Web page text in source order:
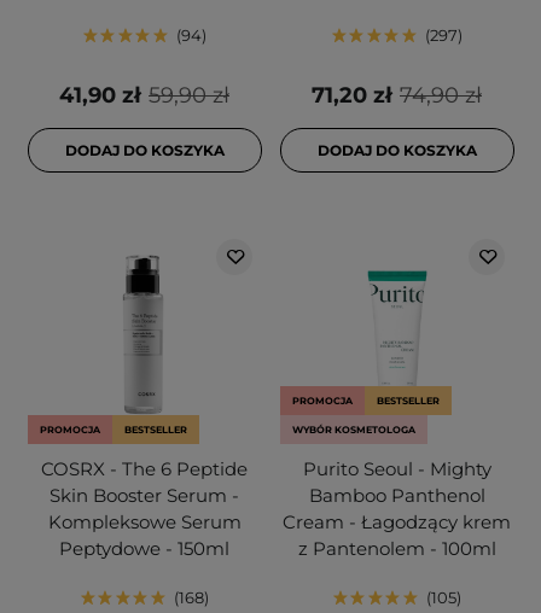
94
59,90 zł
41,90 zł
DODAJ DO KOSZYKA
297
74,90 zł
71,20 zł
DODAJ DO KOSZYKA
PROMOCJA BESTSELLER
COSRX - The 6 Peptide
Skin Booster Serum -
Kompleksowe Serum
Peptydowe - 150ml
168
PROMOCJA BESTSELLER
WYBÓR KOSMETOLOGA
Purito Seoul - Mighty
Bamboo Panthenol
Cream - Łagodzący krem
z Pantenolem - 100ml
105